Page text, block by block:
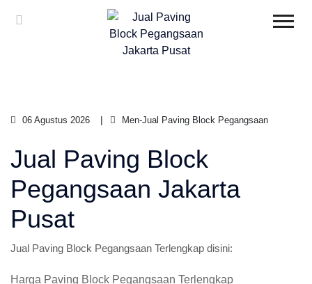
06 Agustus 2026 Men-Jual Paving Block Pegangsaan
Jual Paving Block
Pegangsaan Jakarta
Pusat
Jual Paving Block Pegangsaan Terlengkap disini:
Harga Paving Block Pegangsaan Terlengkap